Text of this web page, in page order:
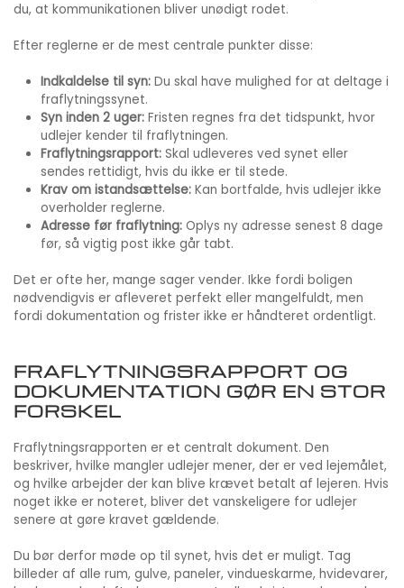
du, at kommunikationen bliver unødigt rodet.
Efter reglerne er de mest centrale punkter disse:
Indkaldelse til syn: Du skal have mulighed for at deltage i
fraflytningssynet.
Syn inden 2 uger: Fristen regnes fra det tidspunkt, hvor
udlejer kender til fraflytningen.
Fraflytningsrapport: Skal udleveres ved synet eller
sendes rettidigt, hvis du ikke er til stede.
Krav om istandsættelse: Kan bortfalde, hvis udlejer ikke
overholder reglerne.
Adresse før fraflytning: Oplys ny adresse senest 8 dage
før, så vigtig post ikke går tabt.
Det er ofte her, mange sager vender. Ikke fordi boligen
nødvendigvis er afleveret perfekt eller mangelfuldt, men
fordi dokumentation og frister ikke er håndteret ordentligt.
FRAFLYTNINGSRAPPORT OG
DOKUMENTATION GØR EN STOR
FORSKEL
Fraflytningsrapporten er et centralt dokument. Den
beskriver, hvilke mangler udlejer mener, der er ved lejemålet,
og hvilke arbejder der kan blive krævet betalt af lejeren. Hvis
noget ikke er noteret, bliver det vanskeligere for udlejer
senere at gøre kravet gældende.
Du bør derfor møde op til synet, hvis det er muligt. Tag
billeder af alle rum, gulve, paneler, vindueskarme, hvidevarer,